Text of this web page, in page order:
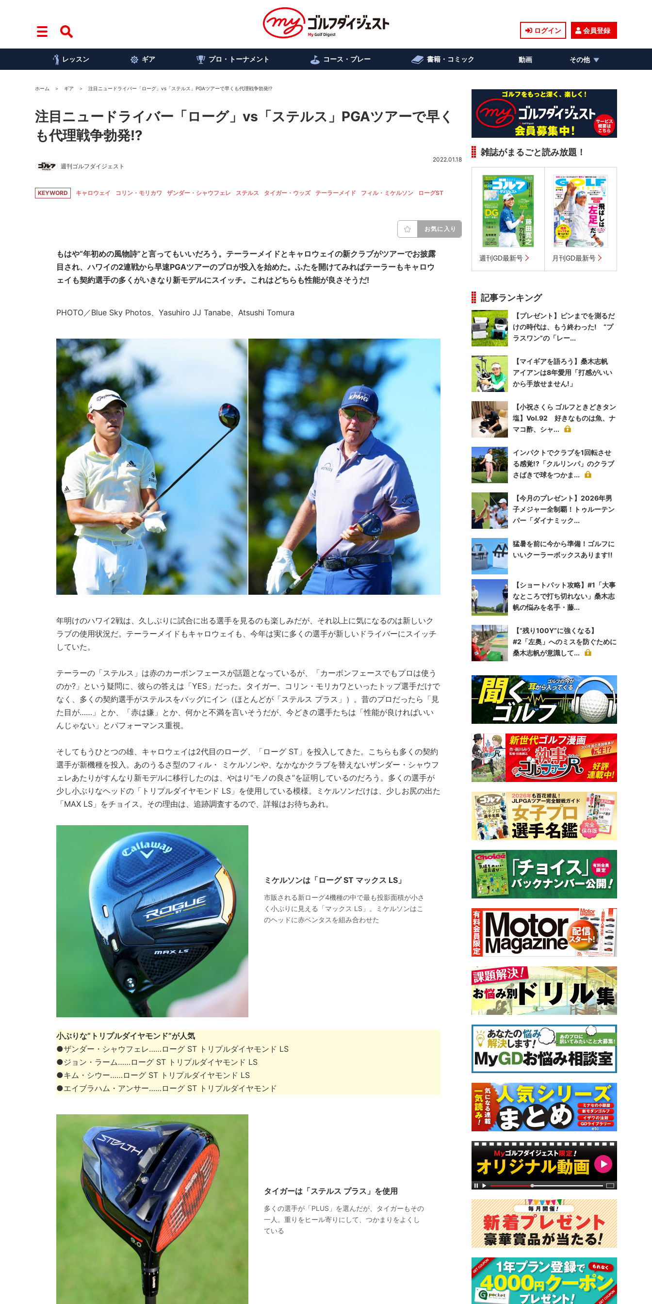
ログイン 会員登録
レッスン ギア プロ・トーナメント コース・プレー 書籍・コミック 動画 その他
ホーム ギア 注目ニュードライバー「ローグ」vs「ステルス」PGAツアーで早くも代理戦争勃発!?
注目ニュードライバー「ローグ」vs「ステルス」PGAツアーで早く
も代理戦争勃発!?
週刊ゴルフダイジェスト
2022.01.18
KEYWORD キャロウェイ コリン・モリカワ ザンダー・シャウフェレ ステルス タイガー・ウッズ テーラーメイド フィル・ミケルソン ローグST
お気に入り
もはや“年初めの風物詩”と言ってもいいだろう。テーラーメイドとキャロウェイの新クラブがツアーでお披露
目され、ハワイの2連戦から早速PGAツアーのプロが投入を始めた。ふたを開けてみればテーラーもキャロウ
ェイも契約選手の多くがいきなり新モデルにスイッチ。これはどちらも性能が良さそうだ!
PHOTO／Blue Sky Photos、Yasuhiro JJ Tanabe、Atsushi Tomura
年明けのハワイ2戦は、久しぶりに試合に出る選手を見るのも楽しみだが、それ以上に気になるのは新しいク
ラブの使用状況だ。テーラーメイドもキャロウェイも、今年は実に多くの選手が新しいドライバーにスイッチ
していた。
テーラーの「ステルス」は赤のカーボンフェースが話題となっているが、「カーボンフェースでもプロは使う
のか?」という疑問に、彼らの答えは「YES」だった。タイガー、コリン・モリカワといったトップ選手だけで
なく、多くの契約選手がステルスをバッグにイン（ほとんどが「ステルス プラス」）。昔のプロだったら「見
た目が……」とか、「赤は嫌」とか、何かと不満を言いそうだが、今どきの選手たちは「性能が良ければいい
んじゃない」とパフォーマンス重視。
そしてもうひとつの雄、キャロウェイは2代目のローグ、「ローグ ST」を投入してきた。こちらも多くの契約
選手が新機種を投入。あのうるさ型のフィル・ ミケルソンや、なかなかクラブを替えないザンダー・シャウフ
ェレあたりがすんなり新モデルに移行したのは、やはり“モノの良さ”を証明しているのだろう。多くの選手が
少し小ぶりなヘッドの「トリプルダイヤモンド LS」を使用している模様。ミケルソンだけは、少しお尻の出た
「MAX LS」をチョイス。その理由は、追跡調査するので、詳報はお待ちあれ。
ミケルソンは「ローグ ST マックス LS」
市販される新ローグ4機種の中で最も投影面積が小さ
く小ぶりに見える「マックス LS」。ミケルソンはこ
のヘッドに赤ベンタスを組み合わせた
小ぶりな“トリプルダイヤモンド”が人気
●ザンダー・シャウフェレ……ローグ ST トリプルダイヤモンド LS
●ジョン・ラーム……ローグ ST トリプルダイヤモンド LS
●キム・シウー……ローグ ST トリプルダイヤモンド LS
●エイブラハム・アンサー……ローグ ST トリプルダイヤモンド
タイガーは「ステルス プラス」を使用
多くの選手が「PLUS」を選んだが、タイガーもその
一人。重りをヒール寄りにして、つかまりをよくし
ている
雑誌がまるごと読み放題！
週刊GD最新号 月刊GD最新号
記事ランキング
【プレゼント】ピンまでを測るだ
けの時代は、もう終わった! “プ
ラスワン”の「レー...
【マイギアを語ろう】桑木志帆
アイアンは8年愛用「打感がいい
から手放せません!」
【小祝さくら ゴルフときどきタン
塩】Vol.92 好きなものは魚、ナ
マコ酢、シャ...
インパクトでクラブを1回転させ
る感覚!?「クルリンパ」のクラブ
さばきで球をつかま...
【今月のプレゼント】2026年男
子メジャー全制覇！トゥルーテン
パー「ダイナミック...
猛暑を前に今から準備！ゴルフに
いいクーラーボックスあります!!
【ショートパット攻略】#1「大事
なところで打ち切れない」桑木志
帆の悩みを名手・藤...
【“残り100Y”に強くなる】
#2「左奥」へのミスを防ぐために
桑木志帆が意識して...